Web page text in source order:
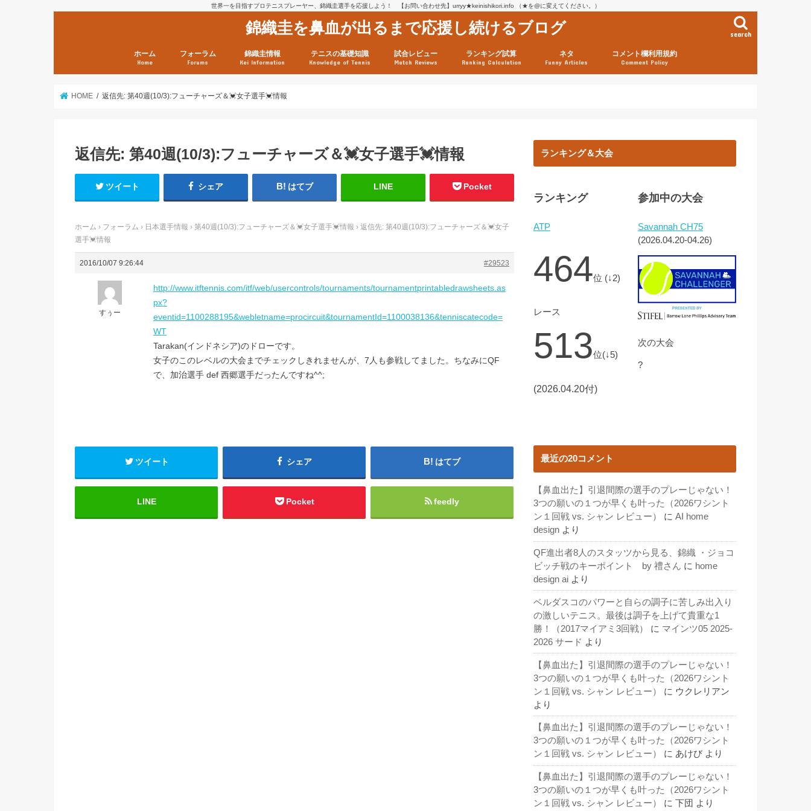
世界一を目指すプロテニスプレーヤー、錦織圭選手を応援しよう！ 【お問い合わせ先】urryy★keinishikori.info （★を@に変えてください。）
錦織圭を鼻血が出るまで応援し続けるブログ search
ホーム
Home
フォーラム
Forums
錦織圭情報
Kei Information
日現在）
点）
テニスの基礎知識
Knowledge of Tennis
試合レビュー
Match Reviews
ランキング試算
Ranking Calculation
ネタ
Funny Articles
コメント欄利用規約
Comment Policy
HOME 返信先: 第40週(10/3):フューチャーズ＆💓女子選手💓情報
返信先: 第40週(10/3):フューチャーズ＆💓女子選手💓情報
ツイート シェア はてブ LINE Pocket
ホーム › フォーラム › 日本選手情報 › 第40週(10/3):フューチャーズ＆💓女子選手💓情報 › 返信先: 第40週(10/3):フューチャーズ＆💓女子
選手💓情報
2016/10/07 9:26:44 #29523
すぅー
http://www.itftennis.com/itf/web/usercontrols/tournaments/tournamentprintabledrawsheets.as
px?
eventid=1100288195&webletname=procircuit&tournamentId=1100038136&tenniscatecode=
WT
Tarakan(インドネシア)のドローです。
女子のこのレベルの大会までチェックしきれませんが、7人も参戦してました。ちなみにQF
で、加治選手 def 西郷選手だったんですね^^;
ツイート シェア はてブ
LINE Pocket feedly
ランキング＆大会
ランキング
ATP
464位 (↓2)
レース
513位(↓5)
(2026.04.20付)
参加中の大会
Savannah CH75
(2026.04.20-04.26)
次の大会
?
最近の20コメント
【鼻血出た】引退間際の選手のプレーじゃない！
3つの願いの１つが早くも叶った（2026ワシント
ン１回戦 vs. シャン レビュー）
に AI home
design より
QF進出者8人のスタッツから見る、錦織 ・ジョコ
ビッチ戦のキーポイント by 禮さん に home
design ai より
ベルダスコのパワーと自らの調子に苦しみ出入り
の激しいテニス。最後は調子を上げて貴重な1
勝！（2017マイアミ3回戦）
に マインツ05 2025-
2026 サード より
【鼻血出た】引退間際の選手のプレーじゃない！
3つの願いの１つが早くも叶った（2026ワシント
ン１回戦 vs. シャン レビュー）
に ウクレリアン
より
【鼻血出た】引退間際の選手のプレーじゃない！
3つの願いの１つが早くも叶った（2026ワシント
ン１回戦 vs. シャン レビュー）
に あけび より
【鼻血出た】引退間際の選手のプレーじゃない！
3つの願いの１つが早くも叶った（2026ワシント
ン１回戦 vs. シャン レビュー）
に 下団 より